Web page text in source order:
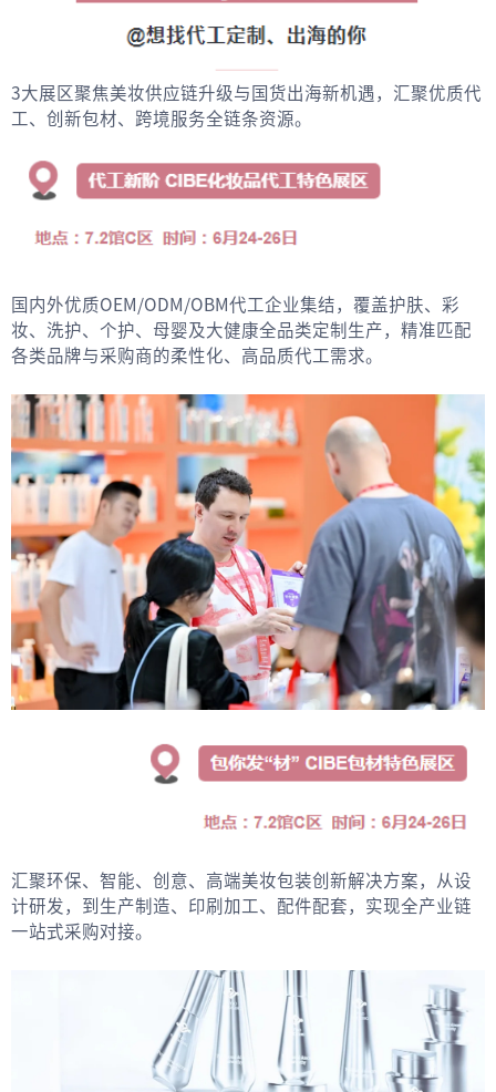
3大展区聚焦美妆供应链升级与国货出海新机遇，汇聚优质代
工、创新包材、跨境服务全链条资源。
国内外优质OEM/ODM/OBM代工企业集结，覆盖护肤、彩
妆、洗护、个护、母婴及大健康全品类定制生产，精准匹配
各类品牌与采购商的柔性化、高品质代工需求。
汇聚环保、智能、创意、高端美妆包装创新解决方案，从设
计研发，到生产制造、印刷加工、配件配套，实现全产业链
一站式采购对接。